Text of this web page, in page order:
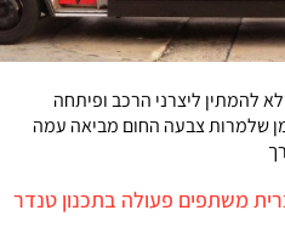
ליצרני הרכב ופיתחה
שלמרות צבעה החום מביאה עמה
משתפים פעולה בתכנון טנדר